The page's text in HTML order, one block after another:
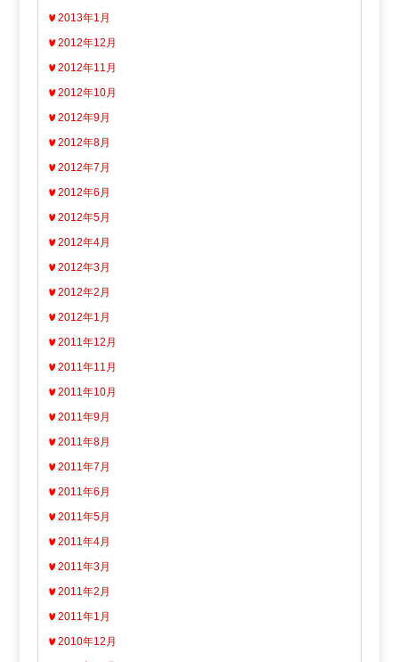
2013年1月
2012年12月
2012年11月
2012年10月
2012年9月
2012年8月
2012年7月
2012年6月
2012年5月
2012年4月
2012年3月
2012年2月
2012年1月
2011年12月
2011年11月
2011年10月
2011年9月
2011年8月
2011年7月
2011年6月
2011年5月
2011年4月
2011年3月
2011年2月
2011年1月
2010年12月